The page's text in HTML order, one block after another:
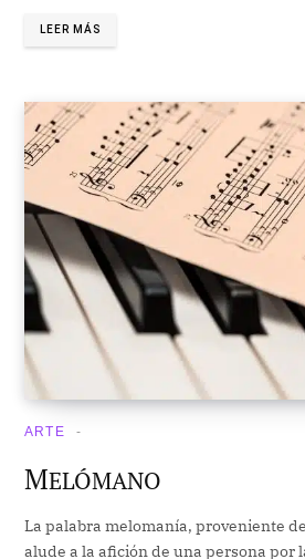
LEER MÁS
ARTE
MELÓMANO
La palabra melomanía, proveniente
alude a la afición de una persona por